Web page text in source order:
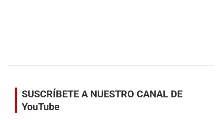
SUSCRÍBETE A NUESTRO CANAL DE
YouTube